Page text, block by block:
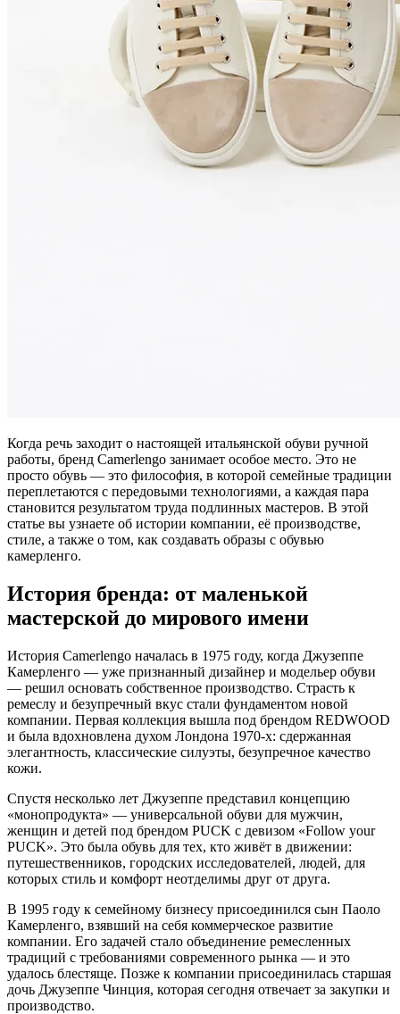
Когда речь заходит о настоящей итальянской обуви ручной
работы, бренд Camerlengo занимает особое место. Это не
просто обувь — это философия, в которой семейные традиции
переплетаются с передовыми технологиями, а каждая пара
становится результатом труда подлинных мастеров. В этой
статье вы узнаете об истории компании, её производстве,
стиле, а также о том, как создавать образы с обувью
камерленго.
История бренда: от маленькой
мастерской до мирового имени
История Camerlengo началась в 1975 году, когда Джузеппе
Камерленго — уже признанный дизайнер и модельер обуви
— решил основать собственное производство. Страсть к
ремеслу и безупречный вкус стали фундаментом новой
компании. Первая коллекция вышла под брендом REDWOOD
и была вдохновлена духом Лондона 1970-х: сдержанная
элегантность, классические силуэты, безупречное качество
кожи.
Спустя несколько лет Джузеппе представил концепцию
«монопродукта» — универсальной обуви для мужчин,
женщин и детей под брендом PUCK с девизом «Follow your
PUCK». Это была обувь для тех, кто живёт в движении:
путешественников, городских исследователей, людей, для
которых стиль и комфорт неотделимы друг от друга.
В 1995 году к семейному бизнесу присоединился сын Паоло
Камерленго, взявший на себя коммерческое развитие
компании. Его задачей стало объединение ремесленных
традиций с требованиями современного рынка — и это
удалось блестяще. Позже к компании присоединилась старшая
дочь Джузеппе Чинция, которая сегодня отвечает за закупки и
производство.